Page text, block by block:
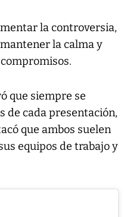
la controversia,
la calma y
que siempre se
de cada presentación,
que ambos suelen
equipos de trabajo y